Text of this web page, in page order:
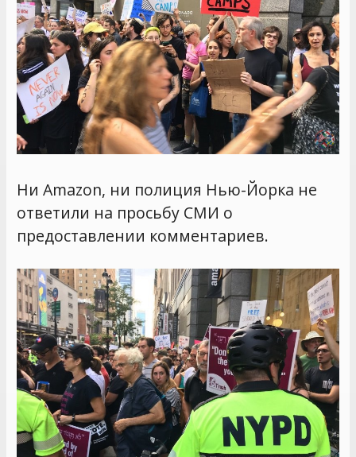
Ни Amazon, ни полиция Нью-Йорка не
ответили на просьбу СМИ о
предоставлении комментариев.